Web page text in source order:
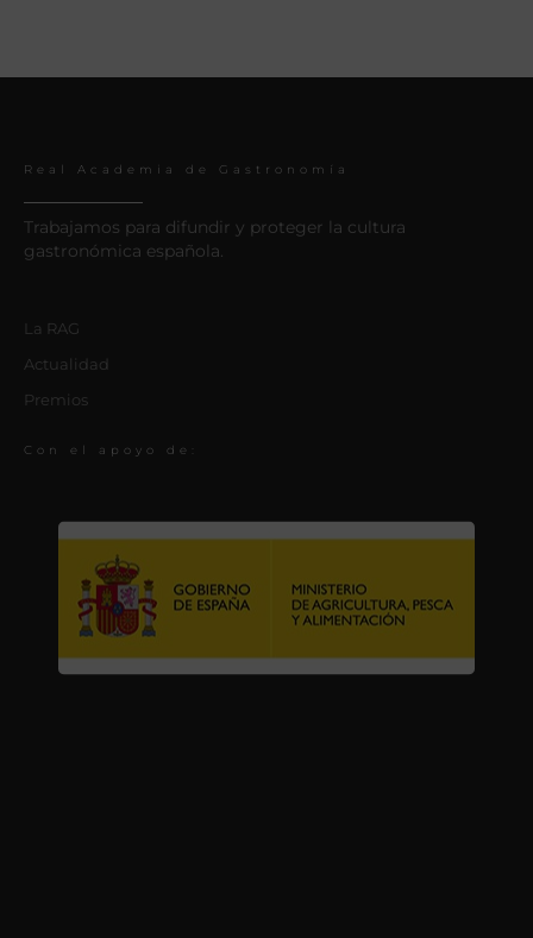
Real Academia de Gastronomía
Trabajamos para difundir y proteger la cultura
gastronómica española.
La RAG
Actualidad
Premios
Con el apoyo de: